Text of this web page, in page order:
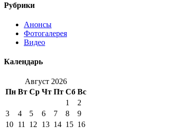
Рубрики
Анонсы
Фотогалерея
Видео
Календарь
Август 2026
Пн Вт Ср Чт Пт Сб Вс
1
2
3
4 5 6 7 8
9
10 11 12 13 14 15 16